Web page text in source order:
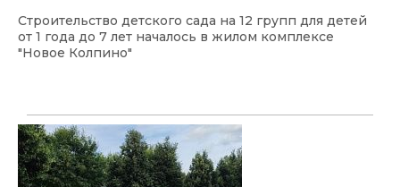
Строительство детского сада на 12 групп для детей
от 1 года до 7 лет началось в жилом комплексе
"Новое Колпино"